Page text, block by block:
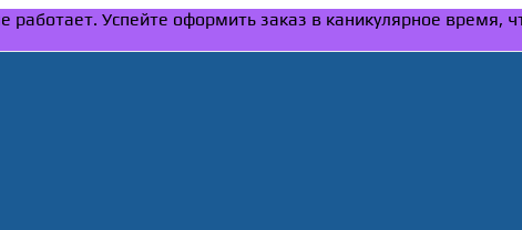
работает. Успейте оформить заказ в каникулярное время,